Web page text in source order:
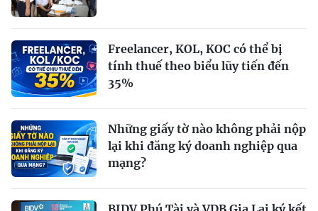
Freelancer, KOL, KOC có thể bị
tính thuế theo biểu lũy tiến đến
35%
Những giấy tờ nào không phải nộp
lại khi đăng ký doanh nghiệp qua
mạng?